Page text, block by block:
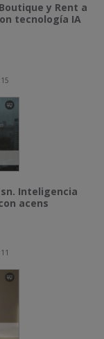
y Rent a
tecnología IA
Inteligencia
acens